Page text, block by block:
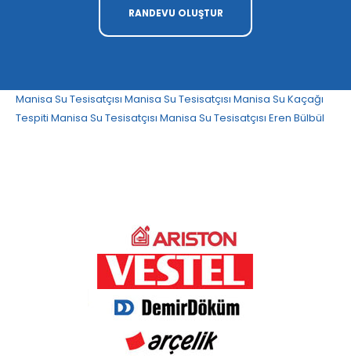
RANDEVU OLUŞTUR
Manisa Su Tesisatçısı Manisa Su Tesisatçısı Manisa Su Kaçağı
Tespiti Manisa Su Tesisatçısı Manisa Su Tesisatçısı Eren Bülbül